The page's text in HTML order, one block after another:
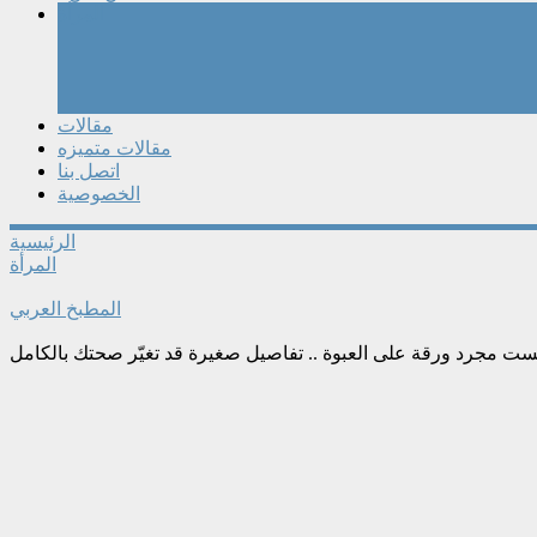
مقالات
مقالات متميزه
اتصل بنا
الخصوصية
الرئيسية
المرأة
المطبخ العربي
مجرد ورقة على العبوة .. تفاصيل صغيرة قد تغيّر صحتك بالكامل